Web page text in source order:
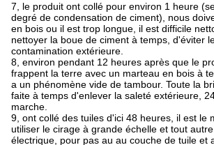
7, le produit ont collé pour environ 1 heure
degré de condensation de ciment), nous
en bois ou il est trop longue, il est difficile
nettoyer la boue de ciment à temps, d'éviter
contamination extérieure.
8, environ pendant 12 heures après que le
frappent la terre avec un marteau en bois à
a un phénomène vide de tambour. Toute la
faite à temps d'enlever la saleté extérieure,
marche.
9, ont collé des tuiles d'ici 48 heures, il est le
utiliser le cirage à grande échelle et tout
électrique, pour pas au au couche de tuile et